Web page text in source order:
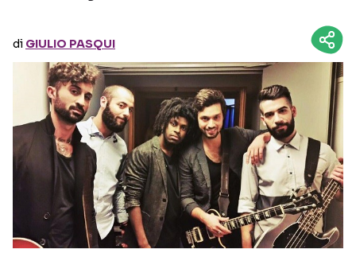
Seguici sui social
di GIULIO PASQUI